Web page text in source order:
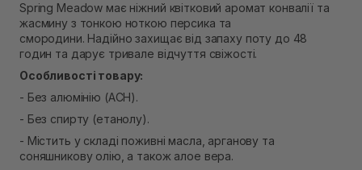
Самовивіз м. Рівне, вул. 16-го Липня, 15
В наявності
Самовивіз м. Рівне, вул. Кулика і Гудачека 23 (ТЦ
Екватор)
В наявності
Spring Meadow має ніжний квітковий аромат конвалії та
жасмину з тонкою ноткою персика та
смородини. Надійно захищає від запаху поту до 48
годин та дарує тривале відчуття свіжості.
Особливості товару:
- Без алюмінію (АСН).
- Без спирту (етанолу).
- Містить у складі поживні масла, арганову та
соняшникову олію, а також алое вера.